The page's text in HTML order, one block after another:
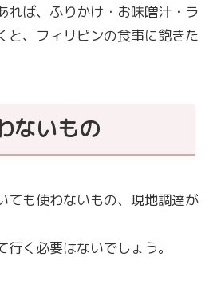
れば、ふりかけ・お味噌汁・ラ
と、フィリピンの食事に飽きた
ないもの
ても使わないもの、現地調達が
く必要はないでしょう。